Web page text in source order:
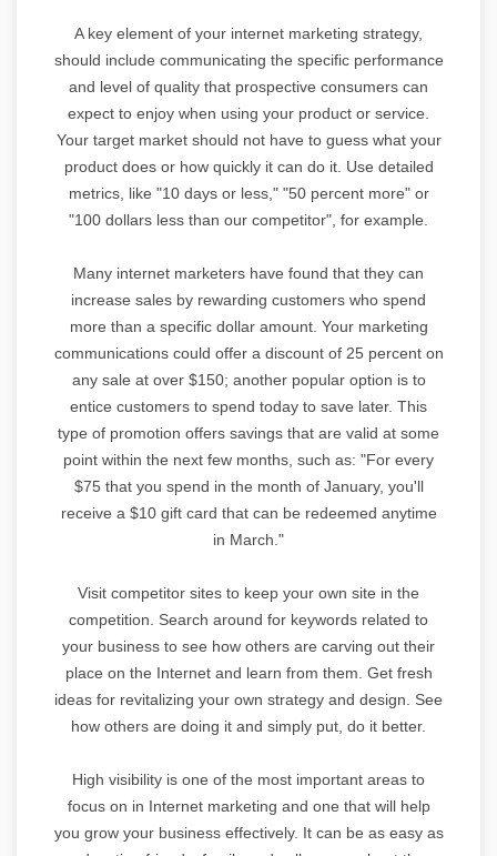
A key element of your internet marketing strategy,
should include communicating the specific performance
and level of quality that prospective consumers can
expect to enjoy when using your product or service.
Your target market should not have to guess what your
product does or how quickly it can do it. Use detailed
metrics, like "10 days or less," "50 percent more" or
"100 dollars less than our competitor", for example.
Many internet marketers have found that they can
increase sales by rewarding customers who spend
more than a specific dollar amount. Your marketing
communications could offer a discount of 25 percent on
any sale at over $150; another popular option is to
entice customers to spend today to save later. This
type of promotion offers savings that are valid at some
point within the next few months, such as: "For every
$75 that you spend in the month of January, you'll
receive a $10 gift card that can be redeemed anytime
in March."
Visit competitor sites to keep your own site in the
competition. Search around for keywords related to
your business to see how others are carving out their
place on the Internet and learn from them. Get fresh
ideas for revitalizing your own strategy and design. See
how others are doing it and simply put, do it better.
High visibility is one of the most important areas to
focus on in Internet marketing and one that will help
you grow your business effectively. It can be as easy as